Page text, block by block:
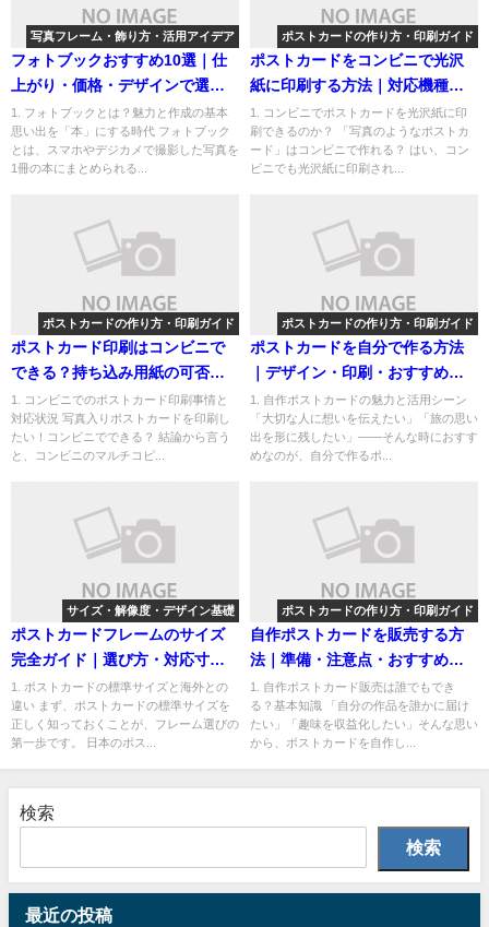
写真フレーム・飾り方・活用アイデア
フォトブックおすすめ10選｜仕
上がり・価格・デザインで選ぶ
人気サービス徹底比較
1. フォトブックとは？魅力と作成の基本
思い出を「本」にする時代 フォトブック
とは、スマホやデジカメで撮影した写真を
1冊の本にまとめられる...
ポストカードの作り方・印刷ガイド
ポストカードをコンビニで光沢
紙に印刷する方法｜対応機種・
用紙・仕上がり徹底解説
1. コンビニでポストカードを光沢紙に印
刷できるのか？ 「写真のようなポストカ
ード」はコンビニで作れる？ はい、コン
ビニでも光沢紙に印刷され...
ポストカードの作り方・印刷ガイド
ポストカード印刷はコンビニで
できる？持ち込み用紙の可否と
対応方法を徹底解説
1. コンビニでのポストカード印刷事情と
対応状況 写真入りポストカードを印刷し
たい！コンビニでできる？ 結論から言う
と、コンビニのマルチコピ...
ポストカードの作り方・印刷ガイド
ポストカードを自分で作る方法
｜デザイン・印刷・おすすめツ
ールを徹底解説！
1. 自作ポストカードの魅力と活用シーン
「大切な人に想いを伝えたい」「旅の思い
出を形に残したい」――そんな時におすす
めなのが、自分で作るポ...
サイズ・解像度・デザイン基礎
ポストカードフレームのサイズ
完全ガイド｜選び方・対応寸
法・おすすめ商品まとめ
1. ポストカードの標準サイズと海外との
違い まず、ポストカードの標準サイズを
正しく知っておくことが、フレーム選びの
第一歩です。 日本のポス...
ポストカードの作り方・印刷ガイド
自作ポストカードを販売する方
法｜準備・注意点・おすすめ販
売サイトを徹底解説
1. 自作ポストカード販売は誰でもでき
る？基本知識 「自分の作品を誰かに届け
たい」「趣味を収益化したい」そんな思い
から、ポストカードを自作し...
検索
検索
最近の投稿